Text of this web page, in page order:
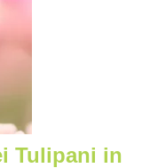
Tulipani in